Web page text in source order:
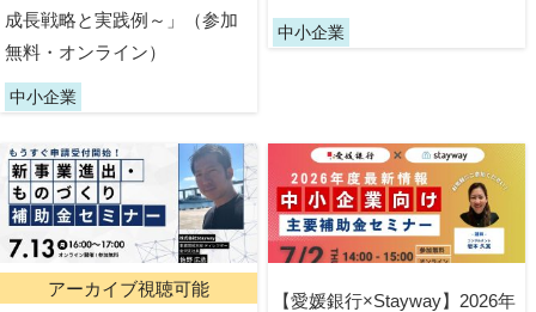
成長戦略と実践例～」（参加
無料・オンライン）
中小企業
中小企業
アーカイブ視聴可能
【愛媛銀行×Stayway】2026年